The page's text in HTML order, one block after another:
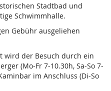
Stadtbad und
Schwimmhalle.
Gebühr ausgeliehen
wird der Besuch durch ein
(Mo-Fr 7-10.30h, Sa-So 7-
im Anschluss (Di-So